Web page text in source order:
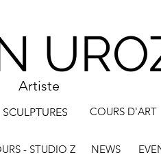
Artiste
SCULPTURES COURS D'ART
- STUDIO Z NEWS